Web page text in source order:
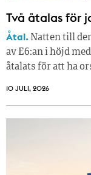
Två åtalas för
Åtal. Natten till
av E6:an i höjd
åtalats för att ha
10 JULI, 2026